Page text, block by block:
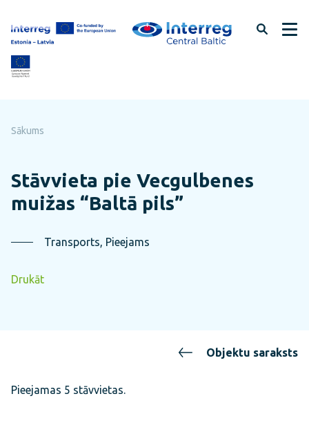
uz
lapas
saturu
Sākums
Stāvvieta pie Vecgulbenes
muižas “Baltā pils”
Transports, Pieejams
Drukāt
Objektu saraksts
Pieejamas 5 stāvvietas.